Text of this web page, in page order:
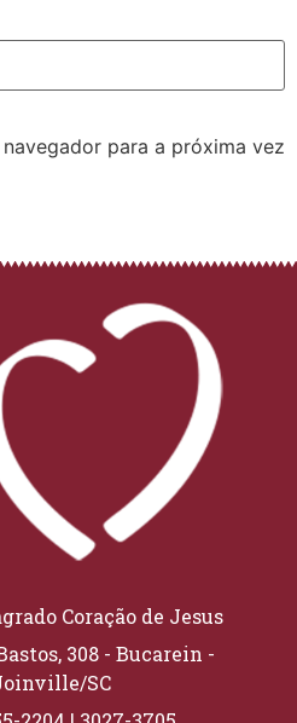
para a próxima vez
Coração de Jesus
308 - Bucarein -
SC